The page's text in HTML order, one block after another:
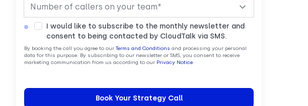
I would like to subscribe to the monthly newsletter and
consent to being contacted by CloudTalk via SMS.
By booking the call you agree to our Terms and Conditions and processing your personal
data for this purpose. By subscribing to our newsletter or SMS, you consent to receive
marketing communication from us according to our Privacy Notice